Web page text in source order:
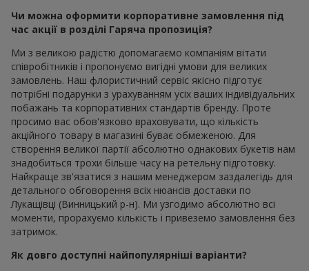
Чи можна оформити корпоративне замовлення під
час акції в розділі Гаряча пропозиція?
Ми з великою радістю допомагаємо компаніям вітати
співробітників і пропонуємо вигідні умови для великих
замовлень. Наш флористичний сервіс якісно підготує
потрібні подарунки з урахуванням усіх ваших індивідуальних
побажань та корпоративних стандартів бренду. Проте
просимо вас обов'язково враховувати, що кількість
акційного товару в магазині буває обмеженою. Для
створення великої партії абсолютно однакових букетів нам
знадобиться трохи більше часу на ретельну підготовку.
Найкраще зв'язатися з нашим менеджером заздалегідь для
детального обговорення всіх нюансів доставки по
Лукащівці (Винницький р-н). Ми узгодимо абсолютно всі
моменти, прорахуємо кількість і привеземо замовлення без
затримок.
Як довго доступні найпопулярніші варіанти?